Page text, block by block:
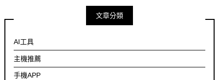
文章分類
AI工具
主機推薦
手機APP